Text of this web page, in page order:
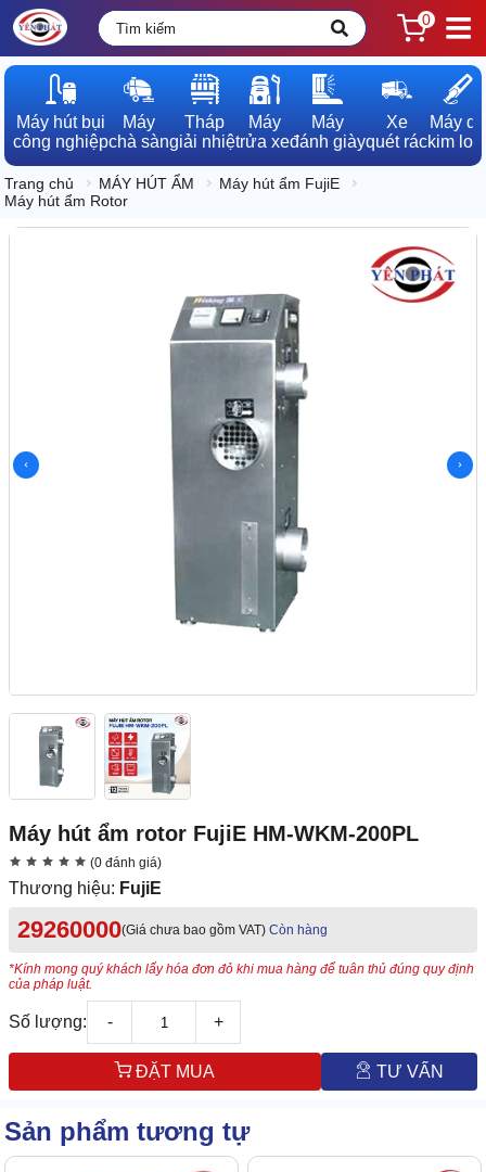
0
Máy hút bụi
công nghiệp
Máy
chà sàn
Tháp
giải nhiệt
Máy
rửa xe
Máy
đánh giày
Xe
quét rác
Máy dò
kim loại
Trang chủ MÁY HÚT ẨM
Máy hút ẩm FujiE
Máy hút ẩm Rotor
Máy hút ẩm rotor FujiE HM-WKM-200PL
(0 đánh giá)
Thương hiệu: FujiE
29260000(Giá chưa bao gồm VAT) Còn hàng
*Kính mong quý khách lấy hóa đơn đỏ khi mua hàng để tuân thủ đúng quy định
của pháp luật.
Số lượng: - +
ĐẶT MUA TƯ VẤN
Sản phẩm tương tự